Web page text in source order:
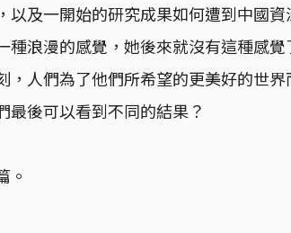
以及一開始的研究成果如何遭到中國
種浪漫的感覺，她後來就沒有這種感
，人們為了他們所希望的更美好的世
最後可以看到不同的結果？
。